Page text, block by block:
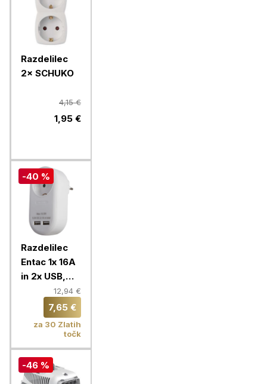
Razdelilec
2× SCHUKO
4,15 €
1,95 €
-40 %
Razdelilec
Entac 1x 16A
in 2x USB,
12,94 €
7,65 €
za 30 Zlatih
točk
-46 %